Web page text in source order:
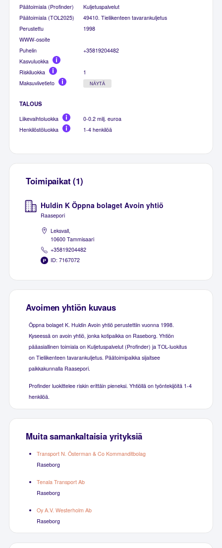
Päätoimiala (Profinder)
Kuljetuspalvelut
Päätoimiala (TOL2025)
49410. Tieliikenteen tavarankuljetus
Perustettu
1998
WWW-osoite
Puhelin
+35819204482
Kasvuluokka
Riskiluokka
1
Maksuviivetieto
NÄYTÄ
TALOUS
Liikevaihtoluokka
0-0.2 milj. euroa
Henkilöstöluokka
1-4 henkilöä
Toimipaikat (1)
Huldin K Öppna bolaget Avoin yhtiö
Raasepori
Leksvall,
10600 Tammisaari
+35819204482
ID: 7167072
Avoimen yhtiön kuvaus
Öppna bolaget K. Huldin Avoin yhtiö perustettiin vuonna 1998.
Kyseessä on avoin yhtiö, jonka kotipaikka on Raseborg. Yhtiön
pääasiallinen toimiala on Kuljetuspalvelut (Profinder) ja TOL-luokitus
on Tieliikenteen tavarankuljetus. Päätoimipaikka sijaitsee
paikkakunnalla Raasepori.
Profinder luokittelee riskin erittäin pieneksi. Yhtiöllä on työntekijöitä 1-4
henkilöä.
Muita samankaltaisia yrityksiä
Transport N. Österman & Co Kommanditbolag
Raseborg
Tenala Transport Ab
Raseborg
Oy A.V. Westerholm Ab
Raseborg